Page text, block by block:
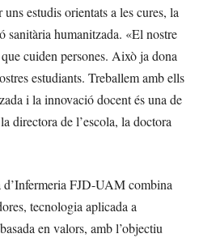
estudis orientats a les cures, la
sanitària humanitzada. «El nostre
cuiden persones. Això ja dona
estudiants. Treballem amb ells
i la innovació docent és una de
directora de l’escola, la doctora
FJD-UAM combina
tecnologia aplicada a
en valors, amb l’objectiu